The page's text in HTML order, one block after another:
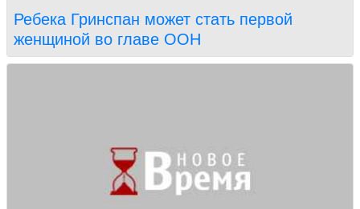
Ребека Гринспан может стать первой
женщиной во главе ООН